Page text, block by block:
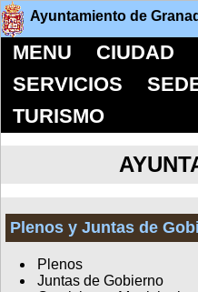
Ayuntamiento de
MENU CIUDAD
SERVICIOS
TURISMO
Plenos y Juntas de
Plenos
Juntas de Gobierno